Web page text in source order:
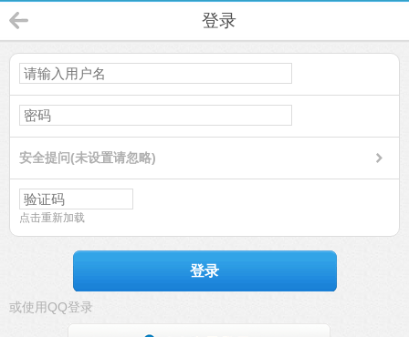
登录
安全提问(未设置请忽略)
点击重新加载
登录
或使用QQ登录